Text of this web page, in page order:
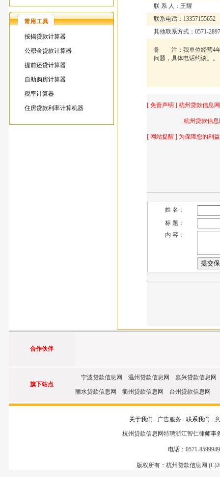
按揭贷款计算器
公积金贷款计算器
提前还贷计算器
自助购房计算器
税率计算器
住房贷款利率计算机器
联 系 人：王耀
联系电话：13357155652
其他联系方式：0571-
备 注：我单位经营4年
问题，具体电话约谈。。
[ 免责声明 ] 杭州贷款信息
杭州贷款信息网不提
[ 网站提醒 ] 为保障您的利
姓 名：
标 题：
内 容：
合作伙伴
旗下站点
宁波贷款信息网 温州贷款信息网 嘉兴贷款信息
丽水贷款信息网 衢州贷款信息网 台州贷款信息网
关于我们 - 广告服务 - 联系我们 -
杭州贷款信息网特聘浙江智仁律师
电话：0571-
版权所有：杭州贷款信息网